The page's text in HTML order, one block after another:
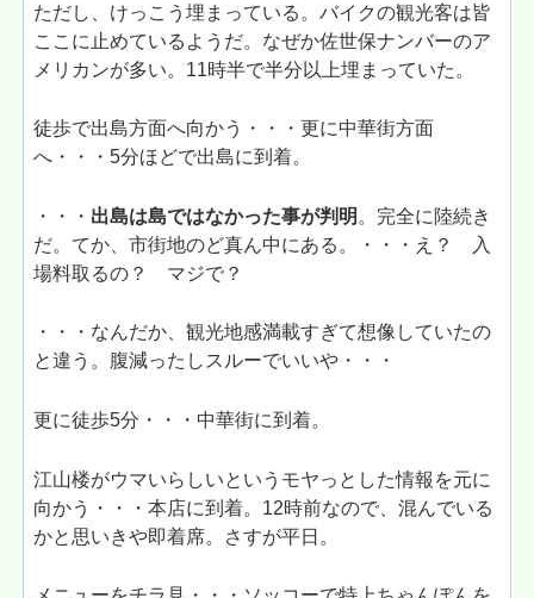
ただし、けっこう埋まっている。バイクの観光客は皆
ここに止めているようだ。なぜか佐世保ナンバーのア
メリカンが多い。11時半で半分以上埋まっていた。
徒歩で出島方面へ向かう・・・更に中華街方面
へ・・・5分ほどで出島に到着。
・・・ 出島は島ではなかった事が判明 。完全に陸続き
だ。てか、市街地のど真ん中にある。・・・え？ 入
場料取るの？ マジで？
・・・なんだか、観光地感満載すぎて想像していたの
と違う。腹減ったしスルーでいいや・・・
更に徒歩5分・・・中華街に到着。
江山楼がウマいらしいというモヤっとした情報を元に
向かう・・・本店に到着。12時前なので、混んでいる
かと思いきや即着席。さすが平日。